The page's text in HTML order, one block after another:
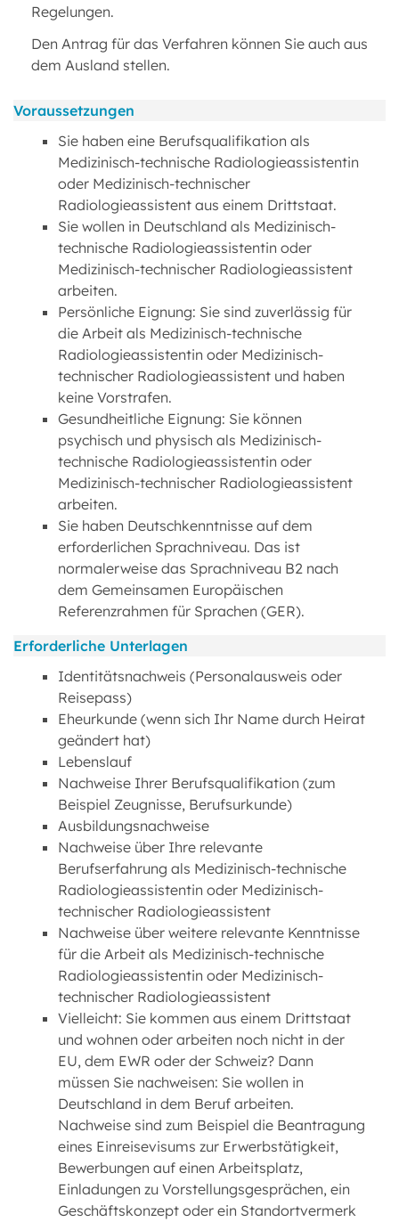
Regelungen.
Den Antrag für das Verfahren können Sie auch aus
dem Ausland stellen.
Voraussetzungen
Sie haben eine Berufsqualifikation als
Medizinisch-technische Radiologieassistentin
oder Medizinisch-technischer
Radiologieassistent aus einem Drittstaat.
Sie wollen in Deutschland als Medizinisch-
technische Radiologieassistentin oder
Medizinisch-technischer Radiologieassistent
arbeiten.
Persönliche Eignung: Sie sind zuverlässig für
die Arbeit als Medizinisch-technische
Radiologieassistentin oder Medizinisch-
technischer Radiologieassistent und haben
keine Vorstrafen.
Gesundheitliche Eignung: Sie können
psychisch und physisch als Medizinisch-
technische Radiologieassistentin oder
Medizinisch-technischer Radiologieassistent
arbeiten.
Sie haben Deutschkenntnisse auf dem
erforderlichen Sprachniveau. Das ist
normalerweise das Sprachniveau B2 nach
dem Gemeinsamen Europäischen
Referenzrahmen für Sprachen (GER).
Erforderliche Unterlagen
Identitätsnachweis (Personalausweis oder
Reisepass)
Eheurkunde (wenn sich Ihr Name durch Heirat
geändert hat)
Lebenslauf
Nachweise Ihrer Berufsqualifikation (zum
Beispiel Zeugnisse, Berufsurkunde)
Ausbildungsnachweise
Nachweise über Ihre relevante
Berufserfahrung als Medizinisch-technische
Radiologieassistentin oder Medizinisch-
technischer Radiologieassistent
Nachweise über weitere relevante Kenntnisse
für die Arbeit als Medizinisch-technische
Radiologieassistentin oder Medizinisch-
technischer Radiologieassistent
Vielleicht: Sie kommen aus einem Drittstaat
und wohnen oder arbeiten noch nicht in der
EU, dem EWR oder der Schweiz? Dann
müssen Sie nachweisen: Sie wollen in
Deutschland in dem Beruf arbeiten.
Nachweise sind zum Beispiel die Beantragung
eines Einreisevisums zur Erwerbstätigkeit,
Bewerbungen auf einen Arbeitsplatz,
Einladungen zu Vorstellungsgesprächen, ein
Geschäftskonzept oder ein Standortvermerk